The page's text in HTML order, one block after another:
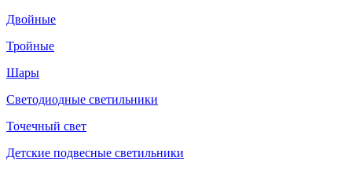
Двойные
Тройные
Шары
Светодиодные светильники
Точечный свет
Детские подвесные светильники